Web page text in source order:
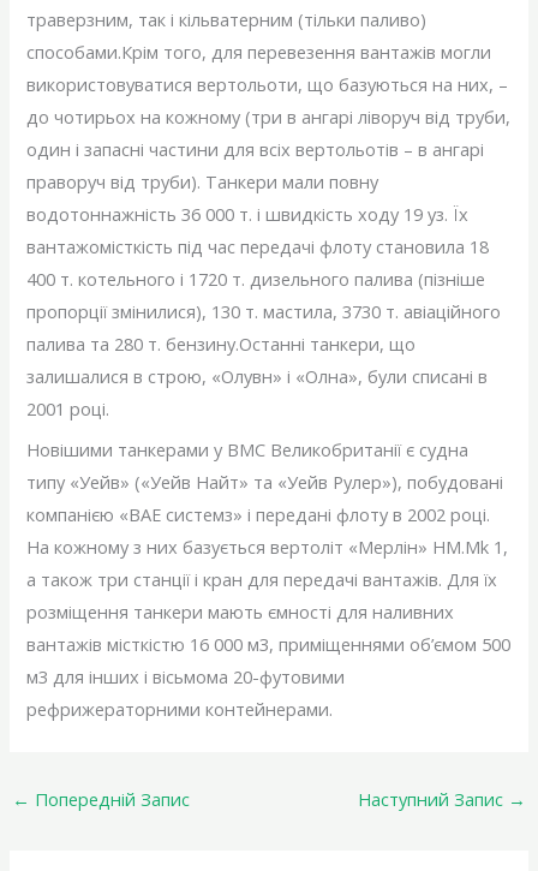
траверзним, так і кільватерним (тільки паливо)
способами.Крім того, для перевезення вантажів могли
використовуватися вертольоти, що базуються на них, –
до чотирьох на кожному (три в ангарі ліворуч від труби,
один і запасні частини для всіх вертольотів – в ангарі
праворуч від труби). Танкери мали повну
водотоннажність 36 000 т. і швидкість ходу 19 уз. Їх
вантажомісткість під час передачі флоту становила 18
400 т. котельного і 1720 т. дизельного палива (пізніше
пропорції змінилися), 130 т. мастила, 3730 т. авіаційного
палива та 280 т. бензину.Останні танкери, що
залишалися в строю, «Олувн» і «Олна», були списані в
2001 році.
Новішими танкерами у ВМС Великобританії є судна
типу «Уейв» («Уейв Найт» та «Уейв Рулер»), побудовані
компанією «ВАЕ системз» і передані флоту в 2002 році.
На кожному з них базується вертоліт «Мерлін» HM.Mk 1,
а також три станції і кран для передачі вантажів. Для їх
розміщення танкери мають ємності для наливних
вантажів місткістю 16 000 м3, приміщеннями об’ємом 500
м3 для інших і вісьмома 20-футовими
рефрижераторними контейнерами.
← Попередній Запис Наступний Запис →